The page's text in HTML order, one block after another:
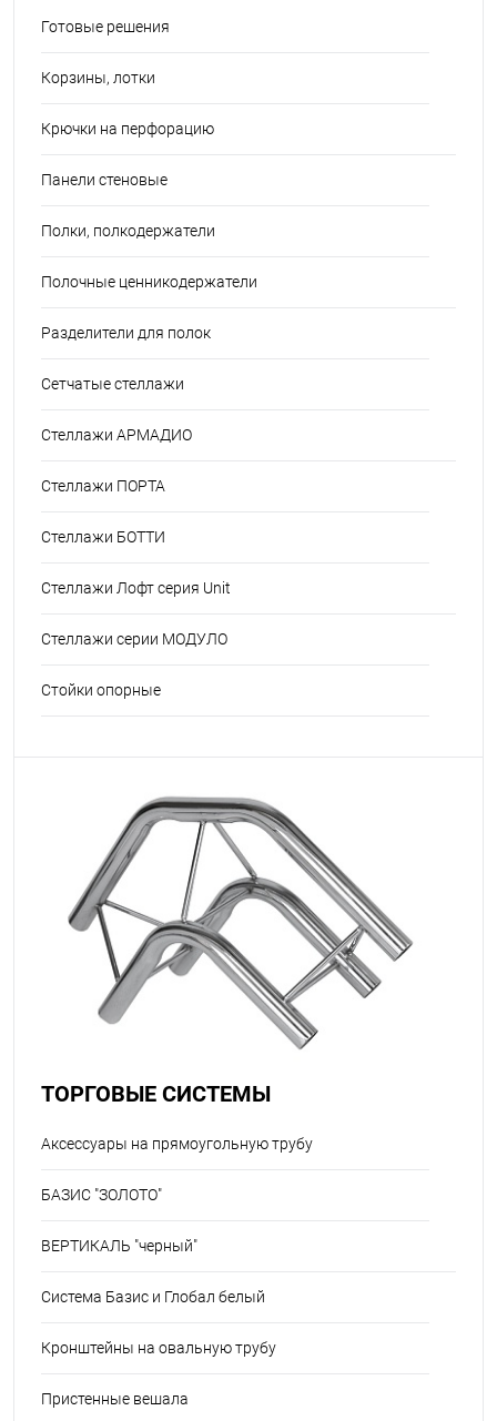
Готовые решения
Корзины, лотки
Крючки на перфорацию
Панели стеновые
Полки, полкодержатели
Полочные ценникодержатели
Разделители для полок
Сетчатые стеллажи
Стеллажи АРМАДИО
Стеллажи ПОРТА
Стеллажи БОТТИ
Стеллажи Лофт серия Unit
Стеллажи серии МОДУЛО
Стойки опорные
ТОРГОВЫЕ СИСТЕМЫ
Aксессуары на прямоугольную трубу
БАЗИС "ЗОЛОТО"
ВЕРТИКАЛЬ "черный"
Система Базис и Глобал белый
Кронштейны на овальную трубу
Пристенные вешала